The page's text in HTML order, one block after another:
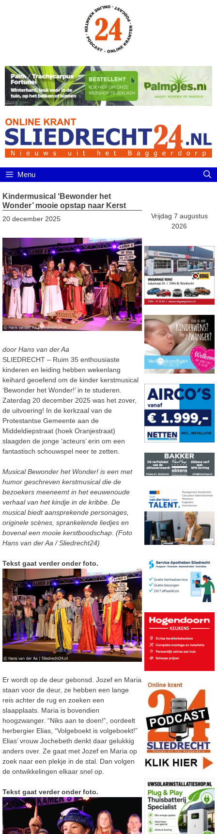
Menu
Kindermusical ‘Bewonder het
Wonder’ mooie opstap naar Kerst
20 december 2025
door Hans van der Aa
SLIEDRECHT – Ruim 35 enthousiaste
kinderen en leiding hebben wekenlang
keihard geoefend om de kinder kerstmusical
‘Bewonder het Wonder!’ in te studeren.
Zaterdag 20 december 2025 was het zover,
de uitvoering! In de kerkzaal van de
Protestantse Gemeente aan de
Middeldiepstraat (hoek Oranjestraat)
slaagden de jonge ‘acteurs’ erin om een
fantastisch schouwspel neer te zetten.
Musical Bewonder het Wonder! is een met
humor geschreven kerstmusical die de
bezoekers meeneemt in het eeuwenoude
verhaal van het kindje in de kribbe. De
musical biedt aansprekende personages,
originele scènes, sprankelende liedjes en
bovenal een mooie kerstboodschap. (Foto
Hans van der Aa / Sliedrecht24)
Tekst gaat verder onder foto.
Er wordt op de deur gebonsd. Jozef en Maria
staan voor de deur, ze hebben een lange
reis achter de rug en zoeken een
slaapplaats. Maria is bovendien
hoogzwanger. “Niks aan te doen!”, oordeelt
herbergier Elias, “Volgeboekt is volgeboekt!”
Elias’ vrouw Jochebeth denkt daar gelukkig
anders over. Ze gaat met Jozef en Maria op
zoek naar een plekje in de stal. Dan volgen
de ontwikkelingen elkaar snel op.
Tekst gaat verder onder foto.
Vrijdag 7 augustus
2026